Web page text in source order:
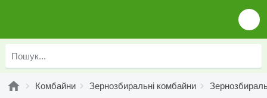
Комбайни Зернозбиральні комбайни